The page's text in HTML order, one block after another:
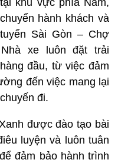
khu vực phía Nam,
hành khách và
Sài Gòn – Chợ
xe luôn đặt trải
đầu, từ việc đảm
đến việc mang lại
đi.
được đào tạo bài
luyện và luôn tuân
đảm bảo hành trình